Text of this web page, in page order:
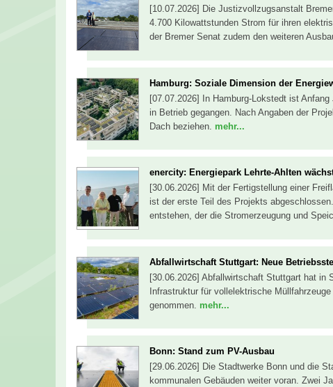
[10.07.2026] Die Justizvollzugsanstalt
4.700 Kilowattstunden Strom für ihren
der Bremer Senat zudem den weiteren
Hamburg: Soziale Dimension der
[07.07.2026] In Hamburg-Lokstedt ist
in Betrieb gegangen. Nach Angaben der
Dach beziehen. mehr...
enercity: Energiepark Lehrte-Ahlten
[30.06.2026] Mit der Fertigstellung einer
ist der erste Teil des Projekts
entstehen, der die Stromerzeugung und
Abfallwirtschaft Stuttgart: Neue
[30.06.2026] Abfallwirtschaft Stuttgart hat in
Infrastruktur für vollelektrische
genommen. mehr...
Bonn: Stand zum PV-Ausbau
[29.06.2026] Die Stadtwerke Bonn und die
kommunalen Gebäuden weiter voran. Zwei